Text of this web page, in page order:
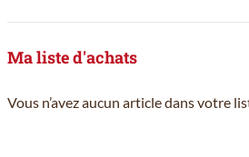
Passer à la liste des produits
Ma liste d'achats
Vous n’avez aucun article dans votre